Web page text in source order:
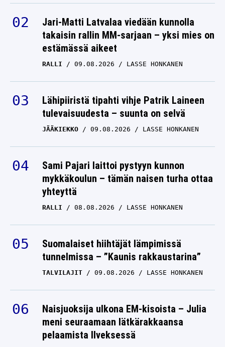
Jari-Matti Latvalaa viedään kunnolla
takaisin rallin MM-sarjaan – yksi mies on
estämässä aikeet
RALLI 09.08.2026 LASSE HONKANEN
Lähipiiristä tipahti vihje Patrik Laineen
tulevaisuudesta – suunta on selvä
JÄÄKIEKKO 09.08.2026 LASSE HONKANEN
Sami Pajari laittoi pystyyn kunnon
mykkäkoulun – tämän naisen turha ottaa
yhteyttä
RALLI 08.08.2026 LASSE HONKANEN
Suomalaiset hiihtäjät lämpimissä
tunnelmissa – ”Kaunis rakkaustarina”
TALVILAJIT 09.08.2026 LASSE HONKANEN
Naisjuoksija ulkona EM-kisoista – Julia
meni seuraamaan lätkärakkaansa
pelaamista Ilveksessä